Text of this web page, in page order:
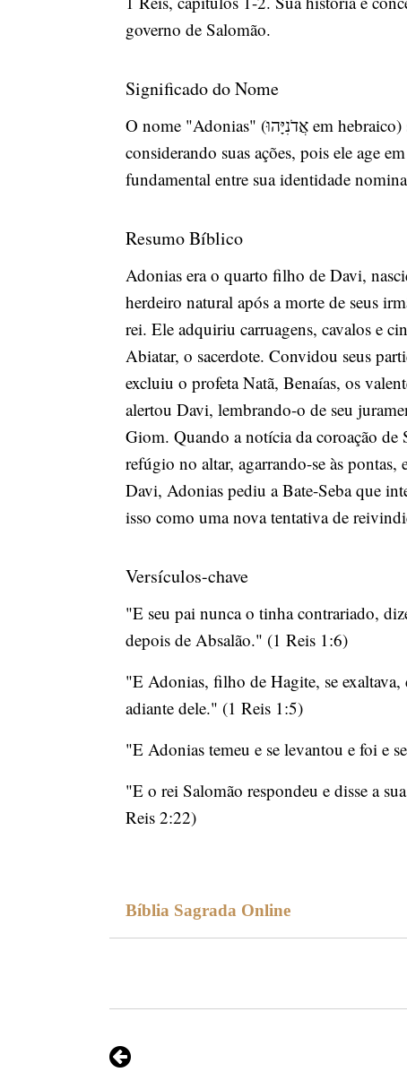
governo de Salomão.
Significado do Nome
O nome "Adonias" (אֲדֹנִיָּהוּ em hebraico) significa "Javé é meu Senhor" ou "Meu Senhor é Javé". Este significado é profundamente irônico
considerando suas ações, pois ele age
fundamental entre sua identidade
Resumo Bíblico
Adonias era o quarto filho de Davi,
herdeiro natural após a morte de seus
rei. Ele adquiriu carruagens, cavalos e
Abiatar, o sacerdote. Convidou seus
excluiu o profeta Natã, Benaías, os
alertou Davi, lembrando-o de seu
Giom. Quando a notícia da coroação de
refúgio no altar, agarrando-se às
Davi, Adonias pediu a Bate-Seba que
isso como uma nova tentativa de
Versículos-chave
"E seu pai nunca o tinha contrariado,
depois de Absalão." (1 Reis 1:6)
"E Adonias, filho de Hagite, se exaltava,
adiante dele." (1 Reis 1:5)
"E Adonias temeu e se levantou e foi e
"E o rei Salomão respondeu e disse a
Reis 2:22)
Bíblia Sagrada Online